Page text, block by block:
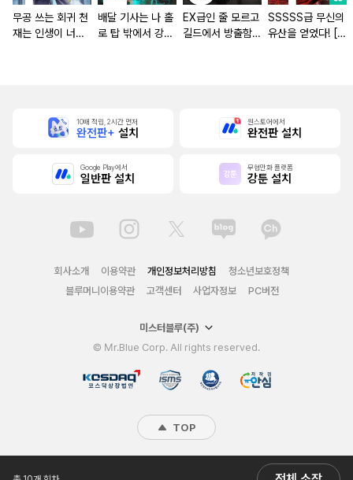
무공 쓰는 회귀 천
재는 인생이 너무
배달 기사는 나 홀
로 탑 밖에서 강해
EX급인 줄 모르고
길드에서 방출함
SSSSS급 무신의
유산을 얻었다! [단
10배 적립, 2시간 먼저
완전판+ 설치
원스토어에서
완전판 설치
Google Play에서
일반판 설치
무협만화 플랫폼
강툰 설치
회사소개 이용약관 개인정보처리방침
청소년보호정책
블루머니이용약관
고객센터 사업자정보 PC버전
미스터블루(주)
© Mr.Blue Corp. All rights reserved.
TOP